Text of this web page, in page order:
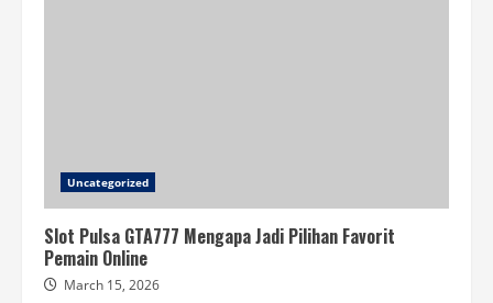
Uncategorized
Slot Pulsa GTA777 Mengapa Jadi Pilihan Favorit
Pemain Online
March 15, 2026